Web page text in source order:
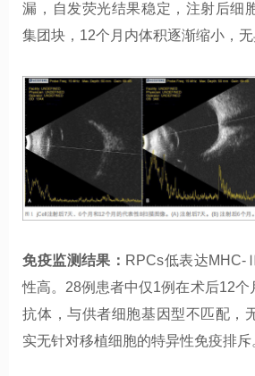
漏，自发荧光结果稳定，注射后细
集团块，12个月内体积逐渐缩小，无
免疫监测结果： RPCs低表达
性高。28例患者中仅1例在术后12个
抗体，与供者细胞基因型不匹配，
实无针对移植细胞的特异性免疫排斥